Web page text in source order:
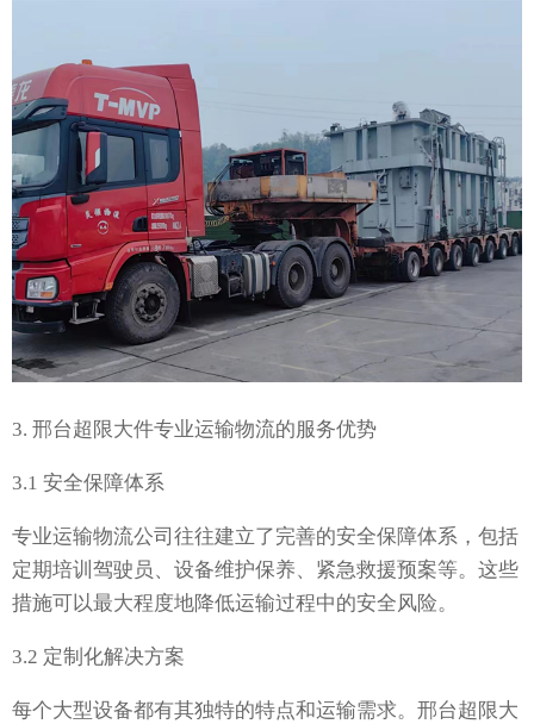
3. 邢台超限大件专业运输物流的服务优势
3.1 安全保障体系
专业运输物流公司往往建立了完善的安全保障体系，包括
定期培训驾驶员、设备维护保养、紧急救援预案等。这些
措施可以最大程度地降低运输过程中的安全风险。
3.2 定制化解决方案
每个大型设备都有其独特的特点和运输需求。邢台超限大